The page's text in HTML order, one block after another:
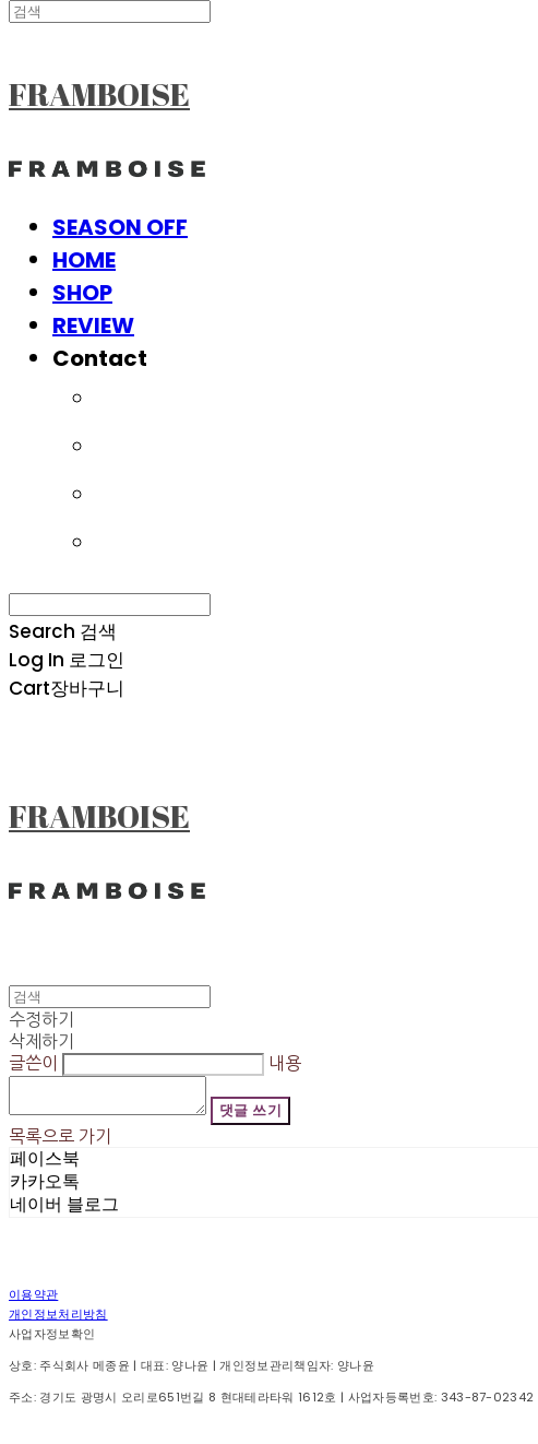
FRAMBOISE
SEASON OFF
HOME
SHOP
REVIEW
Contact
Search 검색
Log In 로그인
Cart장바구니
FRAMBOISE
수정하기
삭제하기
글쓴이
내용
댓글 쓰기
목록으로 가기
페이스북
카카오톡
네이버 블로그
이용약관
개인정보처리방침
사업자정보확인
상호: 주식회사 메종윤 | 대표: 양나윤 | 개인정보관리책임자: 양나윤
주소: 경기도 광명시 오리로651번길 8 현대테라타워 1612호 | 사업자등록번호: 343-87-02342